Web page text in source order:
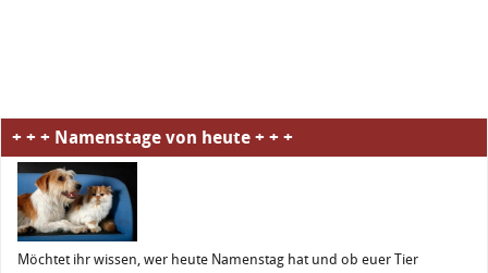
+ + + Namenstage von heute + + +
Möchtet ihr wissen, wer heute Namenstag hat und ob euer Tier